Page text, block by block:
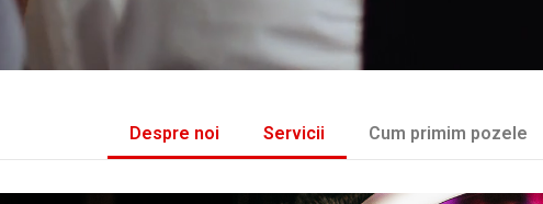
Despre noi Servicii Cum primim pozele